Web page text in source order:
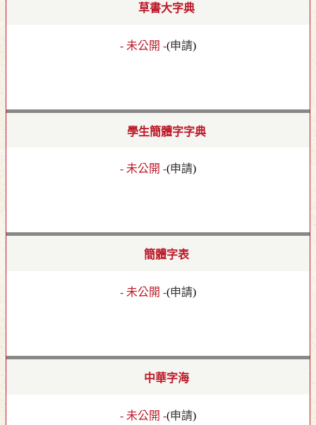
草書大字典
- 未公開 -(申請)
學生簡體字字典
- 未公開 -(申請)
簡體字表
- 未公開 -(申請)
中華字海
- 未公開 -(申請)